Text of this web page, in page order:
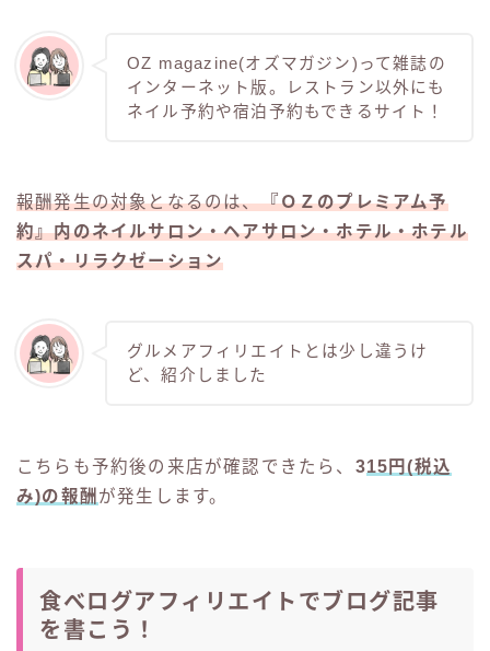
OZ magazine(オズマガジン)って雑誌の
インターネット版。レストラン以外にも
ネイル予約や宿泊予約もできるサイト！
報酬発生の対象となるのは、『ＯＺのプレミアム予
約』内のネイルサロン・ヘアサロン・ホテル・ホテル
スパ・リラクゼーション
グルメアフィリエイトとは少し違うけ
ど、紹介しました
こちらも予約後の来店が確認できたら、 315円(税込
み)の報酬 が発生します。
食べログアフィリエイトでブログ記事
を書こう！